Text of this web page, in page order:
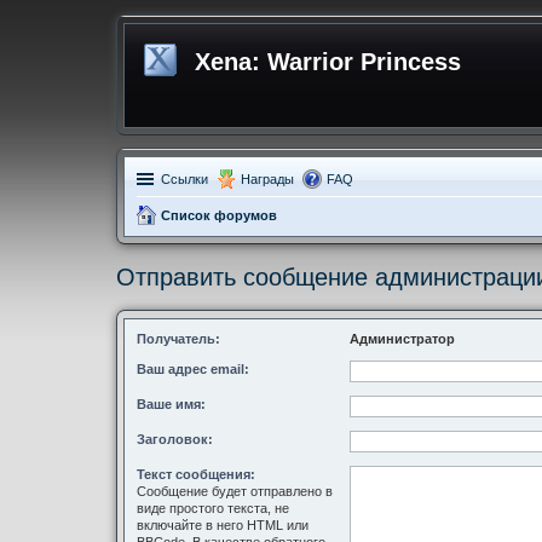
Xena: Warrior Princess
Ссылки Награды FAQ
Список форумов
Отправить сообщение
Получатель: Администратор
Ваш адрес email:
Ваше имя:
Заголовок:
Текст сообщения:
Сообщение будет отправлено в
виде простого текста, не
включайте в него HTML или